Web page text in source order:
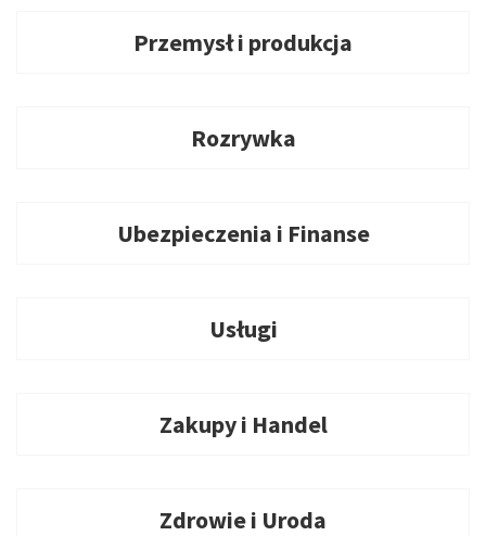
Przemysł i produkcja
Rozrywka
Ubezpieczenia i Finanse
Usługi
Zakupy i Handel
Zdrowie i Uroda